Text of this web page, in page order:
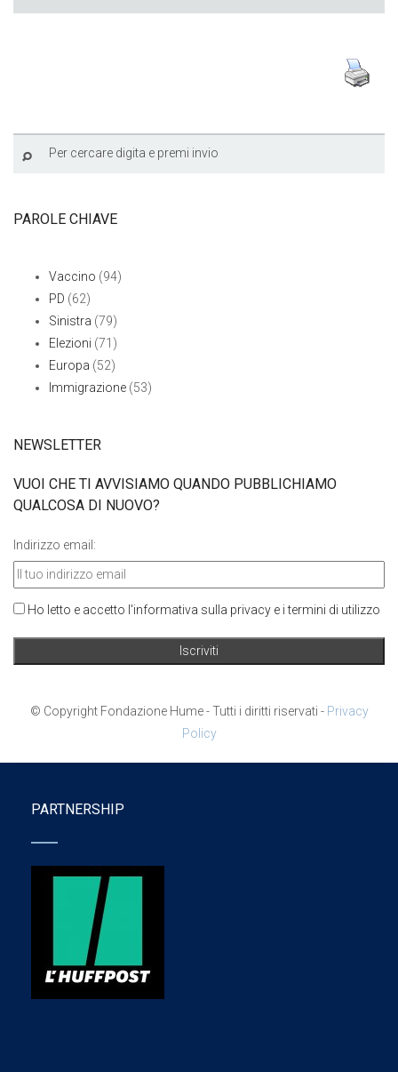
PAROLE CHIAVE
Vaccino (94)
PD (62)
Sinistra (79)
Elezioni (71)
Europa (52)
Immigrazione (53)
NEWSLETTER
VUOI CHE TI AVVISIAMO QUANDO PUBBLICHIAMO
QUALCOSA DI NUOVO?
Indirizzo email:
Ho letto e accetto l'informativa sulla privacy e i termini di utilizzo
© Copyright Fondazione Hume - Tutti i diritti riservati - Privacy
Policy
PARTNERSHIP